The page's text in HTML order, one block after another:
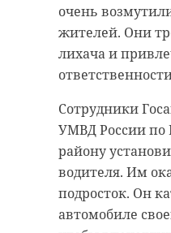
очень
жителей. Они
лихача и
Сотрудники
УМВД России по
району
водителя. Им
подросток. Он
автомобиле